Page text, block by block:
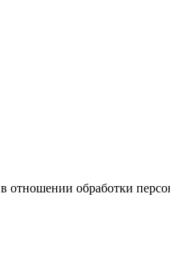
в отношении обработки